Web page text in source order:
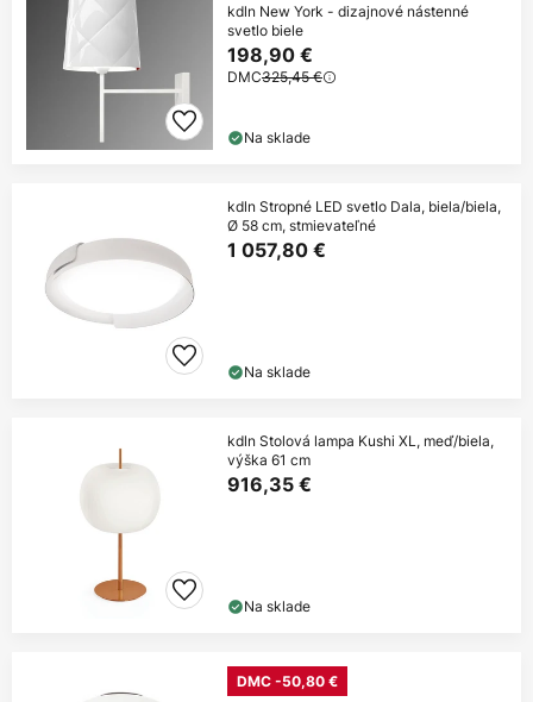
kdln New York - dizajnové nástenné
svetlo biele
198,90 €
DMC325,45 €
Na sklade
kdln Stropné LED svetlo Dala, biela/biela,
Ø 58 cm, stmievateľné
1 057,80 €
Na sklade
kdln Stolová lampa Kushi XL, meď/biela,
výška 61 cm
916,35 €
Na sklade
DMC -50,80 €